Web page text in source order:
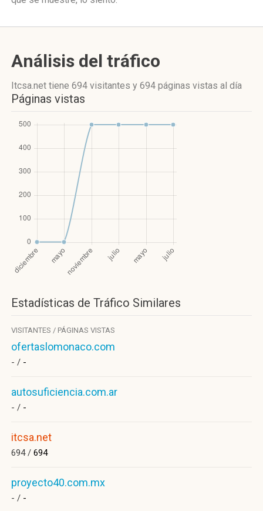
Análisis del tráfico
Itcsa.net tiene 694 visitantes y 694 páginas vistas al día
Páginas vistas
Estadísticas de Tráfico Similares
VISITANTES / PÁGINAS VISTAS
ofertaslomonaco.com
- / -
autosuficiencia.com.ar
- / -
itcsa.net
694 / 694
proyecto40.com.mx
- / -